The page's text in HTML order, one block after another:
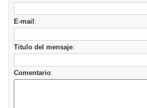
E-mail :
Titulo del mensaje:
Comentario: